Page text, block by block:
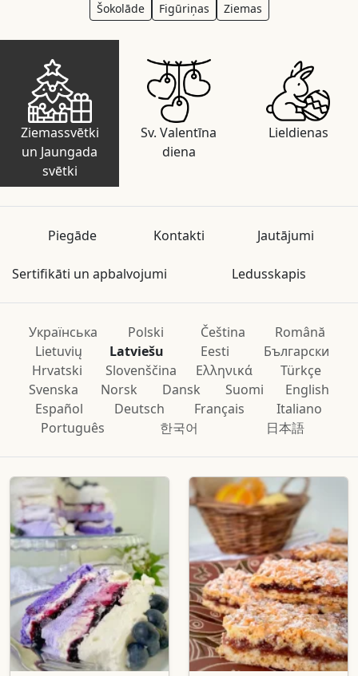
Šokolāde Figūriņas Ziemas
Ziemassvētki
un Jaungada
svētki
Sv. Valentīna
diena
Lieldienas
Piegāde Kontakti Jautājumi
Sertifikāti un apbalvojumi Ledusskapis
Українська Polski Čeština
Română
Lietuvių
Latviešu Eesti
Български
Hrvatski
Slovenščina Ελληνικά
Türkçe
Svenska
Norsk Dansk Suomi
English
Español
Deutsch Français
Italiano
Português
한국어 日本語